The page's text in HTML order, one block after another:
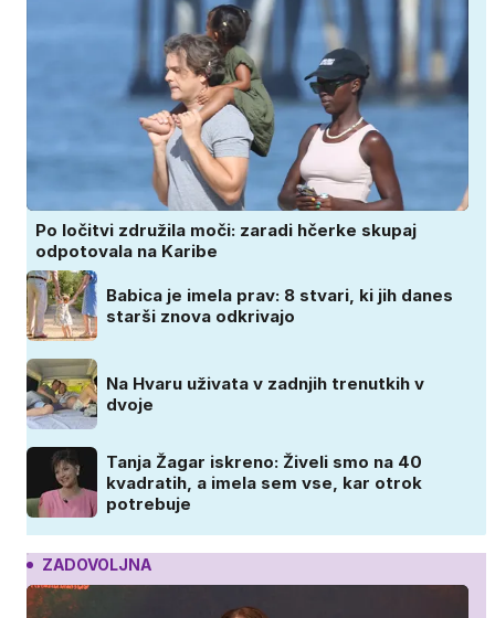
Po ločitvi združila moči: zaradi hčerke skupaj
odpotovala na Karibe
Babica je imela prav: 8 stvari, ki jih danes
starši znova odkrivajo
Na Hvaru uživata v zadnjih trenutkih v
dvoje
Tanja Žagar iskreno: Živeli smo na 40
kvadratih, a imela sem vse, kar otrok
potrebuje
ZADOVOLJNA